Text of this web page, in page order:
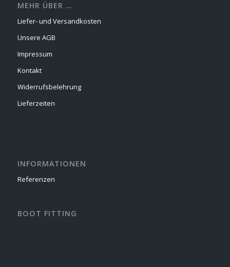
MEHR ÜBER …
Liefer- und Versandkosten
Unsere AGB
Impressum
Kontakt
Widerrufsbelehrung
Lieferzeiten
INFORMATIONEN
Referenzen
BOOT FITTING